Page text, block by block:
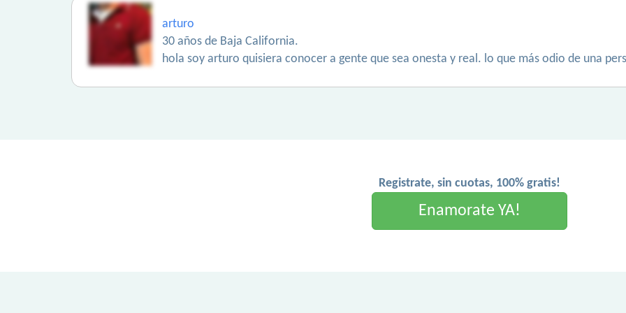
arturo
30 años de Baja California.
hola soy arturo quisiera conocer a gente que sea onesta y real. lo que más odio de una
Registrate, sin cuotas, 100% gratis!
Enamorate YA!